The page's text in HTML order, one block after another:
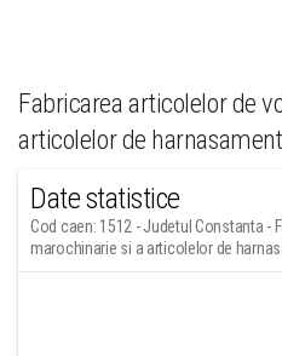
Fabricarea articolelor de
articolelor de harnasament
Date statistice
Cod caen: 1512 - Judetul Constanta -
marochinarie si a articolelor de